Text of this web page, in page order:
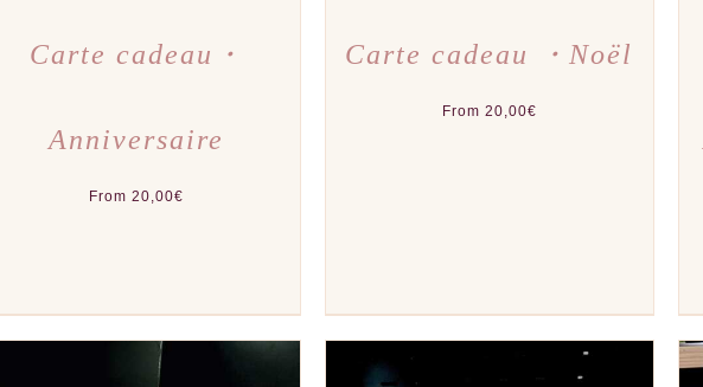
PRODUIT
Carte cadeau・
Anniversaire
From 20,00€
PRODUIT
Carte cadeau ・Noël
From 20,00€